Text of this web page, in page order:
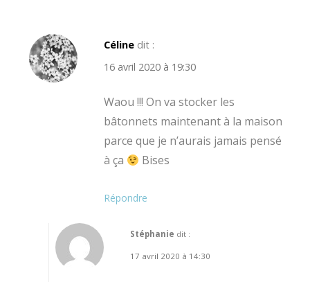
Céline dit :
16 avril 2020 à 19:30
Waou !!! On va stocker les
bâtonnets maintenant à la maison
parce que je n’aurais jamais pensé
à ça
Bises
Répondre
Stéphanie dit :
17 avril 2020 à 14:30